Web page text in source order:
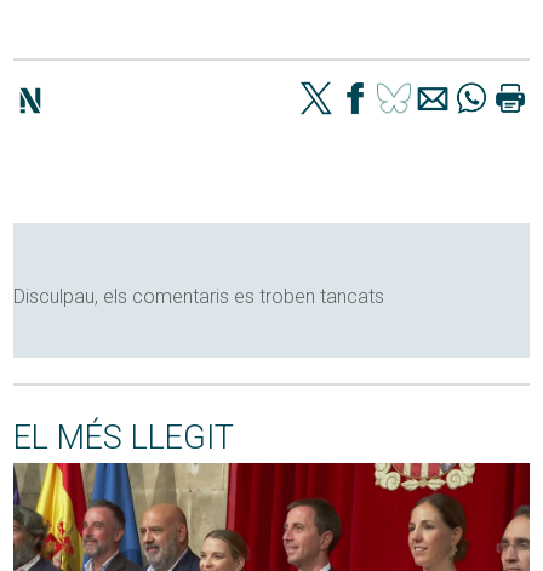
Disculpau, els comentaris es troben tancats
EL MÉS LLEGIT